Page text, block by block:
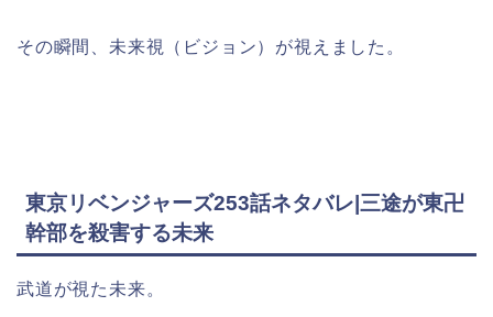
その瞬間、未来視（ビジョン）が視えました。
東京リベンジャーズ253話ネタバレ|三途が東卍
幹部を殺害する未来
武道が視た未来。